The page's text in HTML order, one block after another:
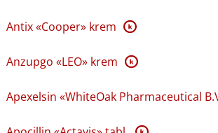
Antix «Cooper» krem K
Anzupgo «LEO» krem K
Apexelsin «WhiteOak Pharmaceutical